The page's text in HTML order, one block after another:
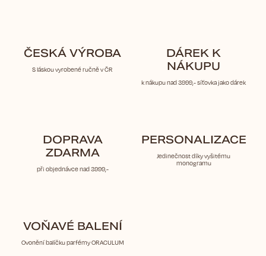
ČESKÁ VÝROBA
S láskou vyrobené ručně v ČR
DÁREK K
NÁKUPU
k nákupu nad 3999,- síťovka jako dárek
DOPRAVA
ZDARMA
při objednávce nad 3999,-
PERSONALIZACE
Jedinečnost díky vyšitému
monogramu
VOŇAVÉ BALENÍ
Ovonění balíčku parfémy ORACULUM